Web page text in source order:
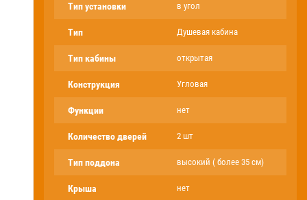
Тип установки в угол
Тип Душевая кабина
Тип кабины открытая
Конструкция Угловая
Функции нет
Количество дверей 2 шт
Тип поддона высокий ( более 35 см)
Крыша нет